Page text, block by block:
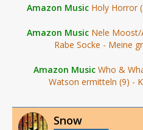
Amazon Music Holy Horror
Amazon Music Nele Moost/
Rabe Socke - Meine
Amazon Music Who &
Watson ermitteln (9) -
Snow